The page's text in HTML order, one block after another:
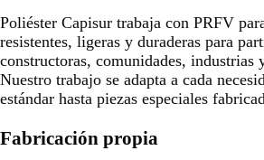
Poliéster Capisur trabaja con PRFV
resistentes, ligeras y duraderas para
constructoras, comunidades, industrias
Nuestro trabajo se adapta a cada
estándar hasta piezas especiales
Fabricación propia